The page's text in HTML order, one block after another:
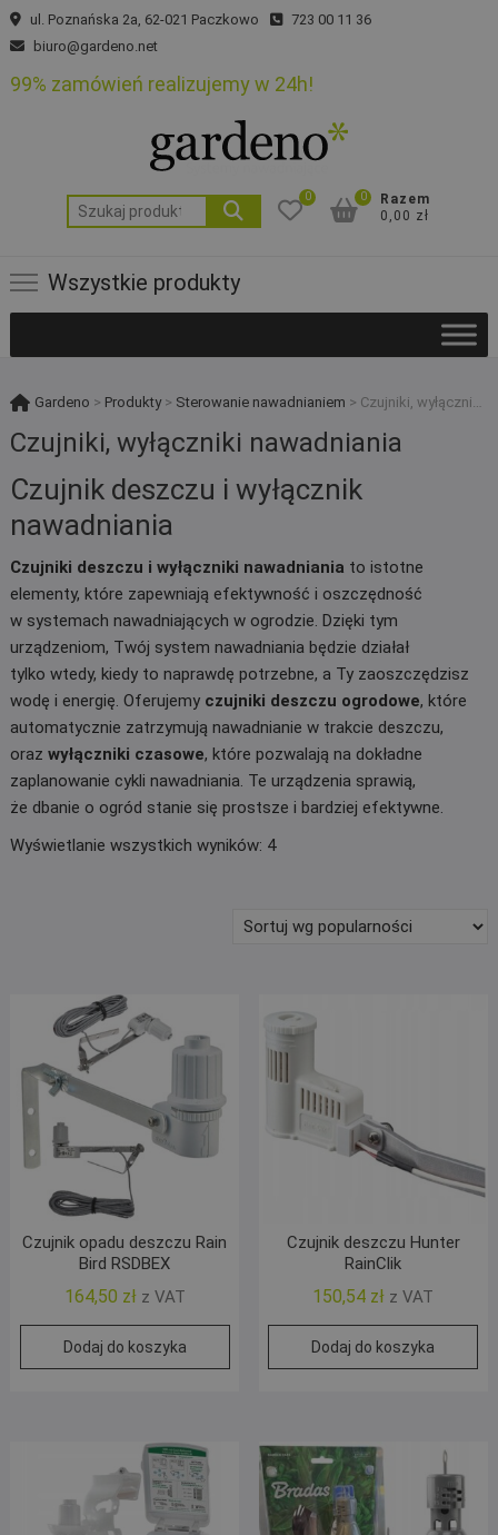
Skip
to
ul. Poznańska 2a, 62-021 Paczkowo
723 00 11 36
biuro@gardeno.net
99% zamówień realizujemy w 24h!
Szukaj:
0
Razem
0,00 zł
0
Wszystkie produkty
Gardeno > Produkty> Sterowanie nawadnianiem > Czujniki, wyłączniki nawadniania
Czujniki, wyłączniki nawadniania
Czujnik deszczu i wyłącznik
nawadniania
Czujniki deszczu i wyłączniki nawadniania to istotne
elementy, które zapewniają efektywność i oszczędność
w systemach nawadniających w ogrodzie. Dzięki tym
urządzeniom, Twój system nawadniania będzie działał
tylko wtedy, kiedy to naprawdę potrzebne, a Ty zaoszczędzisz
wodę i energię. Oferujemy czujniki deszczu ogrodowe, które
automatycznie zatrzymują nawadnianie w trakcie deszczu,
oraz wyłączniki czasowe, które pozwalają na dokładne
zaplanowanie cykli nawadniania. Te urządzenia sprawią,
że dbanie o ogród stanie się prostsze i bardziej efektywne.
Wyświetlanie wszystkich wyników: 4Posortowane
Czujnik opadu deszczu Rain
Bird RSDBEX
164,50 zł z VAT
Dodaj do koszyka
Czujnik deszczu Hunter
RainClik
150,54 zł z VAT
Dodaj do koszyka